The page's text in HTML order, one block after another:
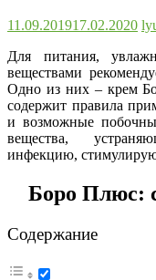
11.09.201917.02.2020
Для питания,
веществами
Одно из них – крем
содержит правила
и возможные
вещества,
инфекцию,
Боро Плюс:
Содержание